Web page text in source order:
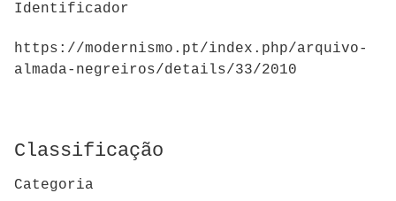
Identificador
https://modernismo.pt/index.php/arquivo-
almada-negreiros/details/33/2010
Classificação
Categoria